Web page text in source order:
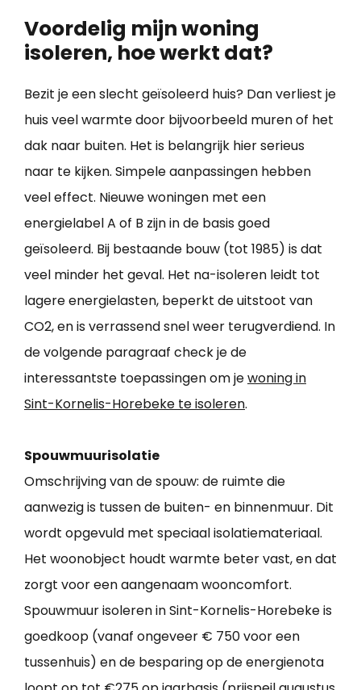
Voordelig mijn woning
isoleren, hoe werkt dat?
Bezit je een slecht geïsoleerd huis? Dan verliest je
huis veel warmte door bijvoorbeeld muren of het
dak naar buiten. Het is belangrijk hier serieus
naar te kijken. Simpele aanpassingen hebben
veel effect. Nieuwe woningen met een
energielabel A of B zijn in de basis goed
geïsoleerd. Bij bestaande bouw (tot 1985) is dat
veel minder het geval. Het na-isoleren leidt tot
lagere energielasten, beperkt de uitstoot van
CO2, en is verrassend snel weer terugverdiend. In
de volgende paragraaf check je de
interessantste toepassingen om jewoning in
Sint-Kornelis-Horebeke te isoleren.
Spouwmuurisolatie
Omschrijving van de spouw: de ruimte die
aanwezig is tussen de buiten- en binnenmuur. Dit
wordt opgevuld met speciaal isolatiemateriaal.
Het woonobject houdt warmte beter vast, en dat
zorgt voor een aangenaam wooncomfort.
Spouwmuur isoleren in Sint-Kornelis-Horebeke is
goedkoop (vanaf ongeveer € 750 voor een
tussenhuis) en de besparing op de energienota